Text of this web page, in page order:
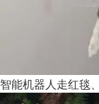
智能机器人走红毯